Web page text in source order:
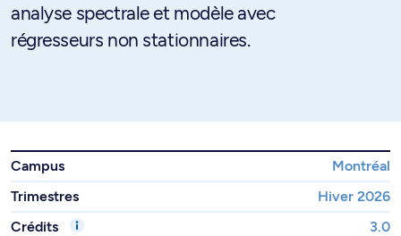
analyse spectrale et modèle avec
régresseurs non stationnaires.
Campus
Montréal
Trimestres
Hiver 2026
Crédits
3.0